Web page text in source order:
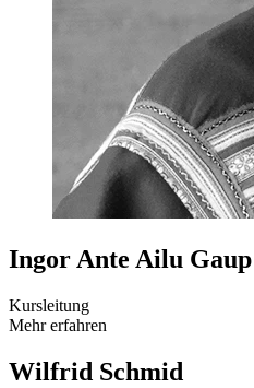
Ingor Ante Ailu Gaup
Kursleitung
Mehr erfahren
Wilfrid Schmid